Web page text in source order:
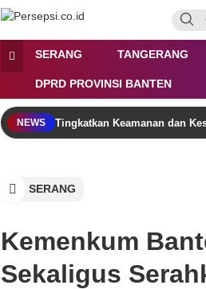
Persepsi.co.id
Media Tanggap Dan Akurat
SERANG TANGERANG
DPRD PROVINSI BANTEN
NEWS Tingkatkan Keamanan dan
SERANG
Kemenkum
Sekaligus